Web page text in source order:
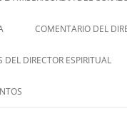
COMENTARIO DEL
DEL DIRECTOR ESPIRITUAL
THE SPIRITUAL